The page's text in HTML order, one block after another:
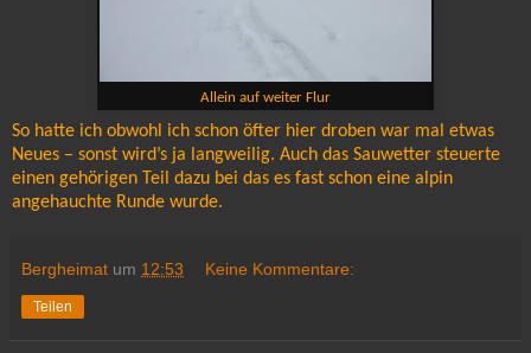
Allein auf weiter Flur
So hatte ich obwohl ich schon öfter hier droben war mal etwas
Neues – sonst wird’s ja langweilig. Auch das Sauwetter steuerte
einen gehörigen Teil dazu bei das es fast schon eine alpin
angehauchte Runde wurde.
Bergheimat um 12:53 Keine Kommentare:
Teilen